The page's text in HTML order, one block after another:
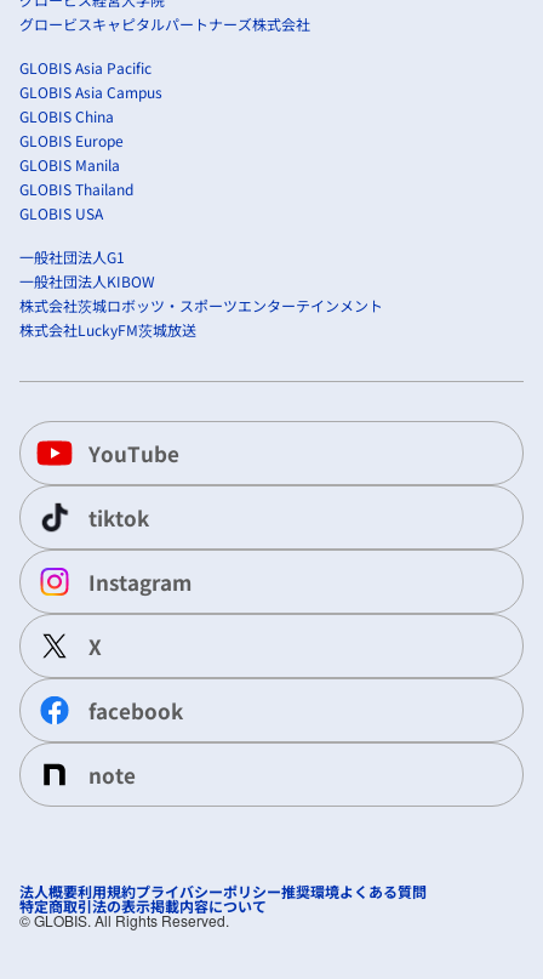
グロービスキャピタルパートナーズ株式会社
GLOBIS Asia Pacific
GLOBIS Asia Campus
GLOBIS China
GLOBIS Europe
GLOBIS Manila
GLOBIS Thailand
GLOBIS USA
一般社団法人G1
一般社団法人KIBOW
株式会社茨城ロボッツ・スポーツエンターテインメント
株式会社LuckyFM茨城放送
YouTube
tiktok
Instagram
X
facebook
note
法人概要利用規約プライバシーポリシー推奨環境よくある質問
特定商取引法の表示掲載内容について
©︎ GLOBIS. All Rights Reserved.